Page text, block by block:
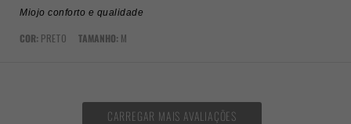
Miojo conforto e qualidade
COR: PRETO TAMANHO: M
CARREGAR MAIS AVALIAÇÕES